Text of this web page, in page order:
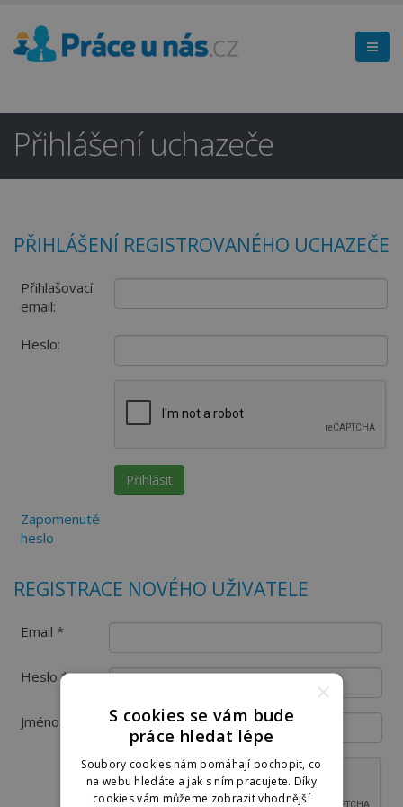
Přihlášení uchazeče
PŘIHLÁŠENÍ REGISTROVANÉHO UCHAZEČE
Přihlašovací
email:
Heslo:
Zapomenuté
heslo
REGISTRACE NOVÉHO UŽIVATELE
Email *
Heslo *
Jméno
×
S cookies se vám bude
práce hledat lépe
Soubory cookies nám pomáhají pochopit, co
na webu hledáte a jak s ním pracujete. Díky
cookies vám můžeme zobrazit vhodnější